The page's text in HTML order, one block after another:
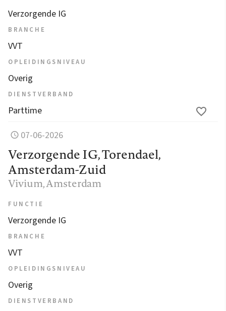
Verzorgende IG
BRANCHE
VVT
OPLEIDINGSNIVEAU
Overig
DIENSTVERBAND
Parttime
07-06-2026
Verzorgende IG, Torendael,
Amsterdam-Zuid
Vivium, Amsterdam
FUNCTIE
Verzorgende IG
BRANCHE
VVT
OPLEIDINGSNIVEAU
Overig
DIENSTVERBAND